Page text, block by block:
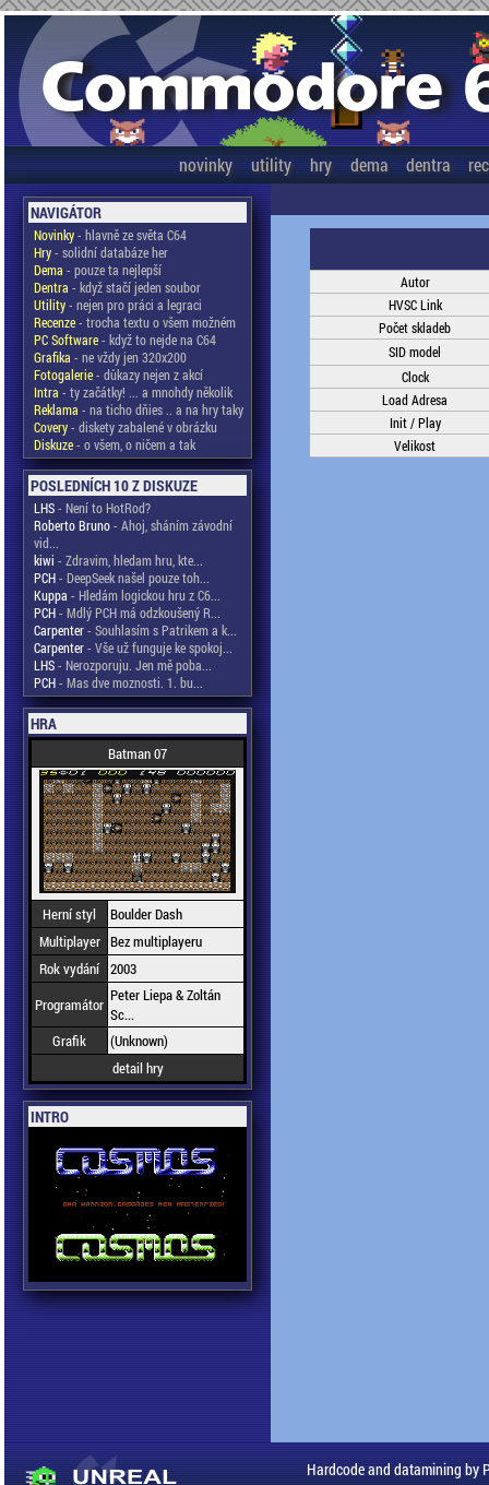
novinky utility hry dema dentra
NAVIGÁTOR
Novinky- hlavně ze světa C64
Hry- solidní databáze her
Dema - pouze ta nejlepší
Dentra - když stačí jeden soubor
Utility- nejen pro práci a legraci
Recenze- trocha textu o všem možném
PC Software- když to nejde na C64
Grafika - ne vždy jen 320x200
Fotogalerie- důkazy nejen z akcí
Intra - ty začátky! ... a mnohdy několik
Reklama - na ticho dňies .. a na hry taky
Covery- diskety zabalené v obrázku
Diskuze- o všem, o ničem a tak
POSLEDNÍCH 10 Z DISKUZE
LHS- Není to HotRod?
Roberto Bruno- Ahoj, sháním závodní
vid...
kiwi - Zdravim, hledam hru, kte...
PCH- DeepSeek našel pouze toh...
Kuppa - Hledám logickou hru z C6...
PCH- Mdlý PCH má odzkoušený R...
Carpenter- Souhlasím s Patrikem a k...
Carpenter- Vše už funguje ke spokoj...
LHS- Nerozporuju. Jen mě poba...
PCH- Mas dve moznosti. 1. bu...
HRA
Batman 07
Herní styl
Boulder Dash
Multiplayer Bez multiplayeru
Rok vydání 2003
Programátor Peter Liepa & Zoltán
Sc...
Grafik
(Unknown)
detail hry
INTRO
Autor
HVSC Link
Počet skladeb
SID model
Clock
Load Adresa
Init / Play
Velikost
Hardcode and datamining by